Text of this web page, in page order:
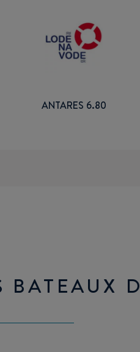
ANTARES 6.80
BATEAUX